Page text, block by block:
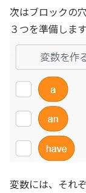
次はブロックの
３つを準備します
変数には、それ